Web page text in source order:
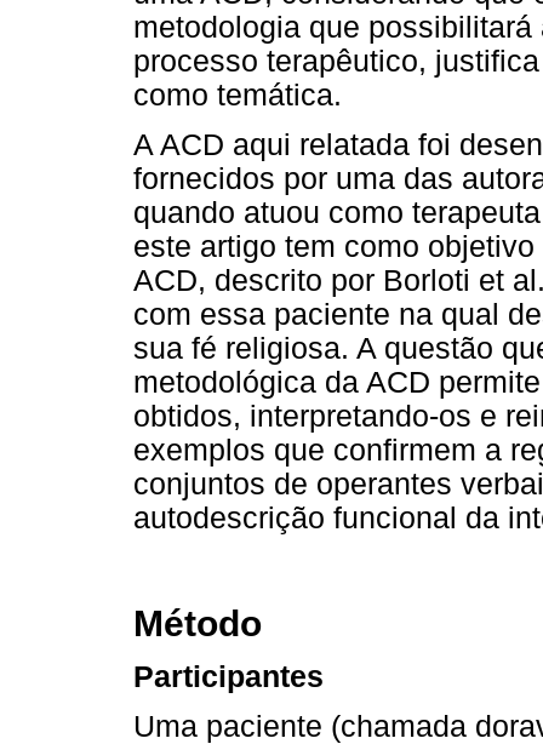
metodologia que
processo terapêutico,
como temática.
A ACD aqui relatada foi
fornecidos por uma das
quando atuou como
este artigo tem como
ACD, descrito por Borloti et
com essa paciente na qual
sua fé religiosa. A questão
metodológica da ACD
obtidos, interpretando-os e
exemplos que confirmem a
conjuntos de operantes
autodescrição funcional da
Método
Participantes
Uma paciente (chamada